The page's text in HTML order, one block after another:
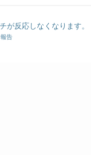
が反応しなくなります。
告